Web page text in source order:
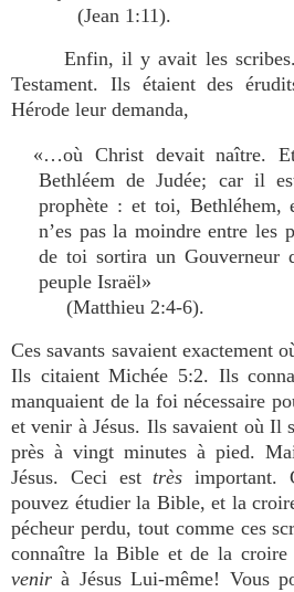
(Jean 1:11).
Enfin, il y avait les
Testament. Ils étaient des
Hérode leur demanda,
«…où Christ devait naître.
Bethléem de Judée; car il
prophète : et toi, Bethléhem,
n’es pas la moindre entre les
de toi sortira un Gouverneur
peuple Israël»
(Matthieu 2:4-6).
Ces savants savaient exactement
Ils citaient Michée 5:2. Ils
manquaient de la foi nécessaire
et venir à Jésus. Ils savaient où Il
près à vingt minutes à pied.
Jésus. Ceci est très important.
pouvez étudier la Bible, et la
pécheur perdu, tout comme ces
connaître la Bible et de la croire
venir à Jésus Lui-même! Vous